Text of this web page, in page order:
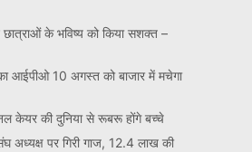
छात्राओं के भविष्य को किया सशक्त –
आईपीओ 10 अगस्त को बाजार में मचेगा
केयर की दुनिया से रूबरू होंगे बच्चे
अध्यक्ष पर गिरी गाज, 12.4 लाख की